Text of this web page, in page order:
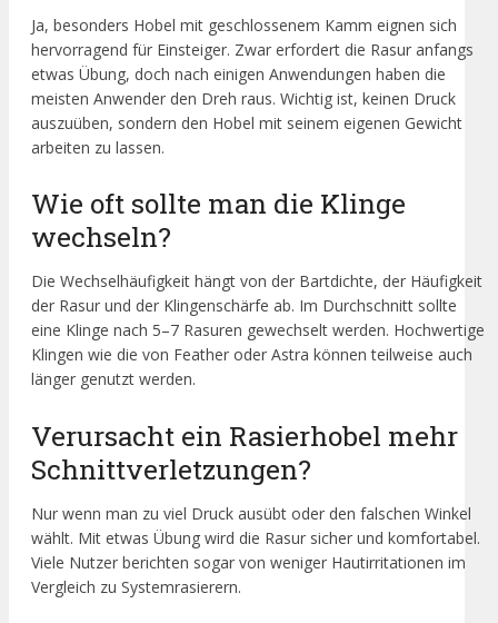
Ja, besonders Hobel mit geschlossenem Kamm eignen sich
hervorragend für Einsteiger. Zwar erfordert die Rasur anfangs
etwas Übung, doch nach einigen Anwendungen haben die
meisten Anwender den Dreh raus. Wichtig ist, keinen Druck
auszuüben, sondern den Hobel mit seinem eigenen Gewicht
arbeiten zu lassen.
Wie oft sollte man die Klinge
wechseln?
Die Wechselhäufigkeit hängt von der Bartdichte, der Häufigkeit
der Rasur und der Klingenschärfe ab. Im Durchschnitt sollte
eine Klinge nach 5–7 Rasuren gewechselt werden. Hochwertige
Klingen wie die von Feather oder Astra können teilweise auch
länger genutzt werden.
Verursacht ein Rasierhobel mehr
Schnittverletzungen?
Nur wenn man zu viel Druck ausübt oder den falschen Winkel
wählt. Mit etwas Übung wird die Rasur sicher und komfortabel.
Viele Nutzer berichten sogar von weniger Hautirritationen im
Vergleich zu Systemrasierern.